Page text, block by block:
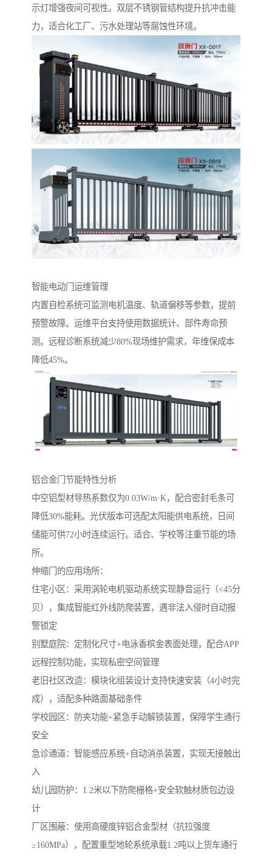
示灯增强夜间可视性。双层不锈钢管结构提升抗冲击能
力，适合化工厂、污水处理站等腐蚀性环境。
智能电动门运维管理‌
内置自检系统可监测电机温度、轨道偏移等参数，提前
预警故障。运维平台支持使用数据统计、部件寿命预
测。远程诊断系统减少80%现场维护需求，年维保成本
降低45%。
铝合金门节能特性分析‌
中空铝型材导热系数仅为0.03W/m·K，配合密封毛条可
降低30%能耗。光伏版本可选配太阳能供电系统，日间
储能可供72小时连续运行。适合、学校等注重节能的场
所。
伸缩门的应用场所：
住宅小区‌：采用涡轮电机驱动系统实现静音运行（<45分
贝），集成智能红外线防爬装置，遇非法入侵时自动报
警锁定
‌别墅庭院‌：定制化尺寸+电泳香槟金表面处理，配合APP
远程控制功能，实现私密空间管理
‌老旧社区改造‌：模块化组装设计支持快速安装（4小时完
成），适配多种路面基础条件
学校园区：防夹功能+紧急手动解锁装置，保障学生通行
安全
急诊通道：智能感应系统+自动消杀装置，实现无接触出
入
幼儿园防护：1.2米以下防爬栅格+安全软触材质包边设
计
厂区围蔽‌：使用高硬度锌铝合金型材（抗拉强度
≥160MPa），配置重型地轮系统承载1.2吨以上货车通行